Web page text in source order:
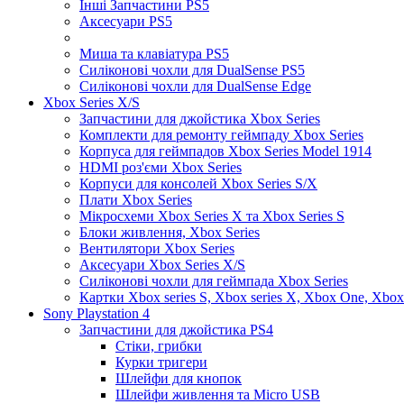
Інші Запчастини PS5
Аксесуари PS5
Миша та клавіатура PS5
Силіконові чохли для DualSense PS5
Силіконові чохли для DualSense Edge
Xbox Series X/S
Запчастини для джойстика Xbox Series
Комплекти для ремонту геймпаду Xbox Series
Корпуса для геймпадов Xbox Series Model 1914
HDMI роз'єми Xbox Series
Корпуси для консолей Xbox Series S/X
Плати Xbox Series
Мікросхеми Xbox Series X та Xbox Series S
Блоки живлення, Xbox Series
Вентилятори Xbox Series
Аксесуари Xbox Series X/S
Силіконові чохли для геймпада Xbox Series
Картки Xbox series S, Xbox series X, Xbox One,
Sony Playstation 4
Запчастини для джойстика PS4
Стіки, грибки
Курки тригери
Шлейфи для кнопок
Шлейфи живлення та Micro USB